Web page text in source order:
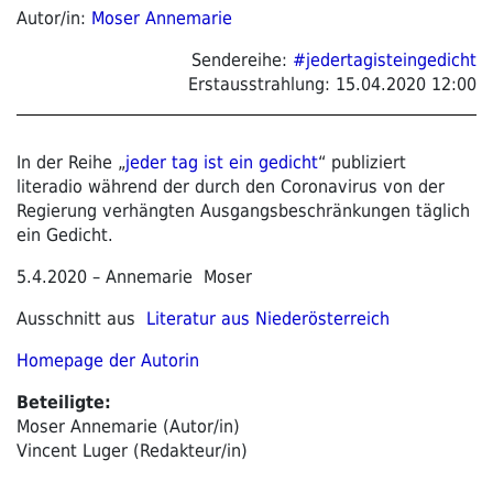
Autor/in: Moser Annemarie
Sendereihe: #jedertagisteingedicht
Erstausstrahlung: 15.04.2020 12:00
In der Reihe „jeder tag ist ein gedicht“ publiziert
literadio während der durch den Coronavirus von der
Regierung verhängten Ausgangsbeschränkungen täglich
ein Gedicht.
5.4.2020 – Annemarie Moser
Ausschnitt aus
Literatur aus Niederösterreich
Homepage der Autorin
Beteiligte:
Moser Annemarie (Autor/in)
Vincent Luger (Redakteur/in)